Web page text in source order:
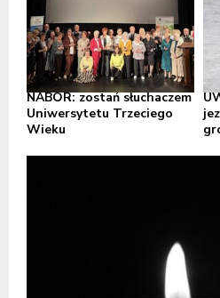
NABÓR: zostań słuchaczem
Uniwersytetu Trzeciego
Wieku